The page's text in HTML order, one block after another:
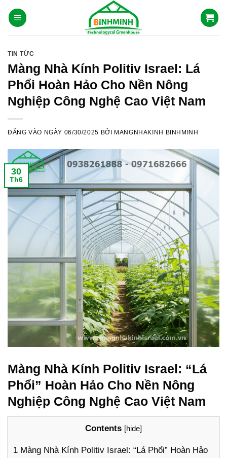
Skip
content
TIN TỨC
Màng Nhà Kính Politiv Israel: Lá
Phổi Hoàn Hảo Cho Nền Nông
Nghiệp Công Nghệ Cao Việt Nam
ĐĂNG VÀO NGÀY 06/30/2025 BỞI MANGNHAKINH BINHMINH
30
Th6
Màng Nhà Kính Politiv Israel: “Lá
Phổi” Hoàn Hảo Cho Nền Nông
Nghiệp Công Nghệ Cao Việt Nam
Contents [hide]
1 Màng Nhà Kính Politiv Israel: “Lá Phổi” Hoàn Hảo